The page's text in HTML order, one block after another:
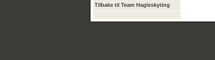
Tilbake til Team Hagleskyting